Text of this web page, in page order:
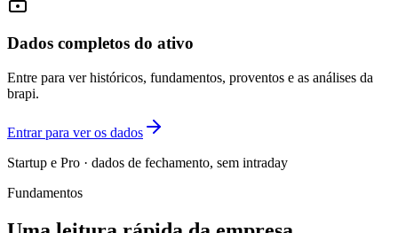
Dados completos do ativo
Entre para ver históricos, fundamentos, proventos e as análises da
brapi.
Entrar para ver os dados
Startup e Pro · dados de fechamento, sem intraday
Fundamentos